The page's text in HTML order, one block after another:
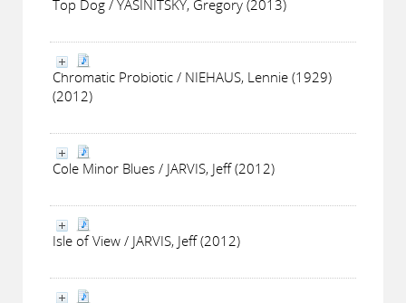
Top Dog / YASINITSKY, Gregory (2013)
Chromatic Probiotic / NIEHAUS, Lennie (1929)
(2012)
Cole Minor Blues / JARVIS, Jeff (2012)
Isle of View / JARVIS, Jeff (2012)